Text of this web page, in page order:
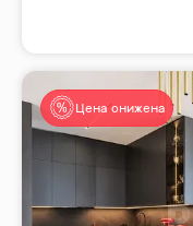
Цена снижена